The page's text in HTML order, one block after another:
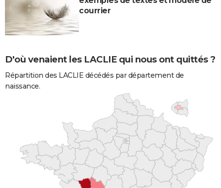
courrier
D'où venaient les LACLIE qui nous ont quittés ?
Répartition des LACLIE décédés par département de
naissance.